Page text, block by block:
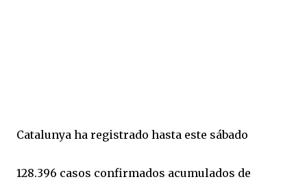
Catalunya ha registrado hasta este sábado
128.396 casos confirmados acumulados de